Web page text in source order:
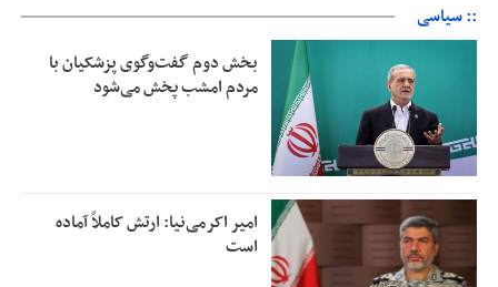
:: سیاسی
بخش دوم گفت‌وگوی پزشکیان با
مردم امشب پخش می‌شود
امیر اکرمی‌نیا: ارتش کاملاً آماده
است